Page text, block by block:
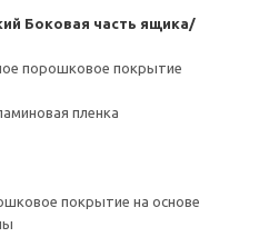
Боковая часть ящика/
порошковое покрытие
пленка
покрытие на основе